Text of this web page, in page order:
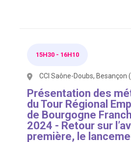
15H30 - 16H10
CCI Saône-Doubs,
Présentation des
du Tour Régional
de Bourgogne
2024 - Retour sur
première, le